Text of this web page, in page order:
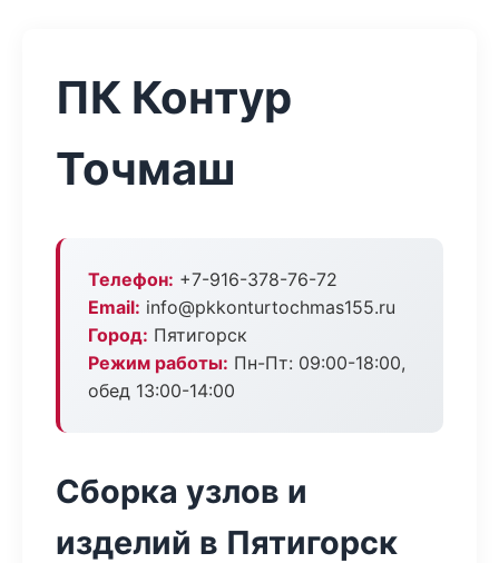
ПК Контур
Точмаш
Телефон: +7-916-378-76-72
Email: info@pkkonturtochmas155.ru
Город: Пятигорск
Режим работы: Пн-Пт: 09:00-18:00,
обед 13:00-14:00
Сборка узлов и
изделий в Пятигорск